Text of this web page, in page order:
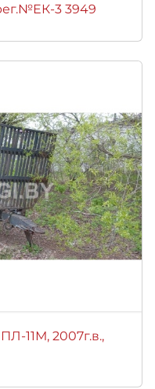
3 3949
11М, 2007г.в.,